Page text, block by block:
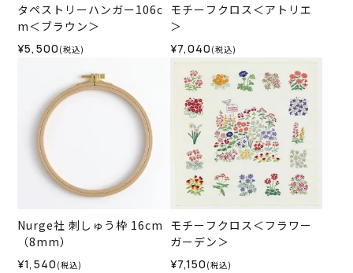
タペストリーハンガー106c
m＜ブラウン＞
¥5,500 (税込)
モチーフクロス＜アトリエ
＞
¥7,040 (税込)
Nurge社 刺しゅう枠 16cm
（8mm）
¥1,540 (税込)
モチーフクロス＜フラワー
ガーデン＞
¥7,150 (税込)